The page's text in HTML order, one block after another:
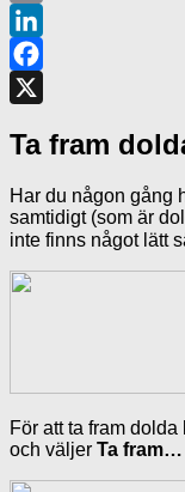
Email
LinkedIn
Facebook
Ta fram
Har du någon gång
samtidigt (som är
inte finns något lätt
För att ta fram
och väljer Ta fram…